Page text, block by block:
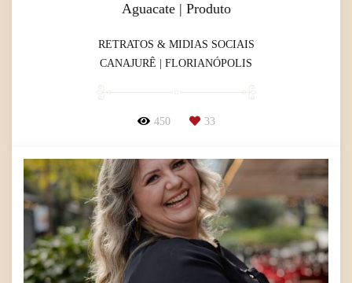
Aguacate | Produto
RETRATOS & MIDIAS SOCIAIS
CANAJURÊ | FLORIANÓPOLIS
450 33